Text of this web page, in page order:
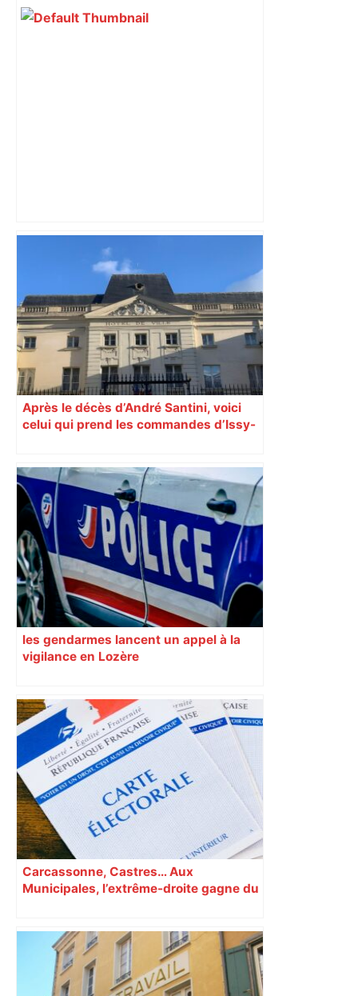
Histoire. Le commerce dans
l'hypercentre de Toulouse, du Moyen-
Âge à la Révolution – Actu.fr
Après le décès d’André Santini, voici
celui qui prend les commandes d’Issy-
les gendarmes lancent un appel à la
vigilance en Lozère
Carcassonne, Castres… Aux
Municipales, l’extrême-droite gagne du